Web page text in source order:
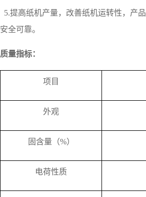
5.提高纸机产量，改善纸机运转性，产品
安全可靠。
质量指标：
项目
外观
固含量（%）
电荷性质